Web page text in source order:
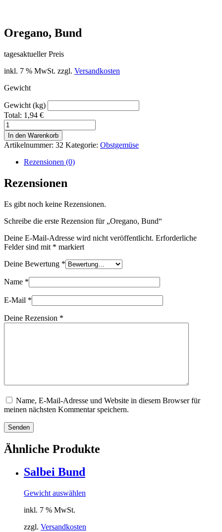
Oregano, Bund
tagesaktueller Preis
inkl. 7 % MwSt. zzgl. Versandkosten
Gewicht
Gewicht (kg)
Total: 1,94 €
Oregano,
Bund
Menge
In den Warenkorb
Artikelnummer: 32 Kategorie: Obstgemüse
Rezensionen (0)
Rezensionen
Es gibt noch keine Rezensionen.
Schreibe die erste Rezension für „Oregano, Bund“
Deine E-Mail-Adresse wird nicht veröffentlicht. Erforderliche
Felder sind mit * markiert
Deine Bewertung *
Name *
E-Mail *
Deine Rezension *
Name, E-Mail-Adresse und Website in diesem Browser für
meinen nächsten Kommentar speichern.
Senden
Ähnliche Produkte
Salbei Bund
Gewicht auswählen
inkl. 7 % MwSt.
zzgl. Versandkosten